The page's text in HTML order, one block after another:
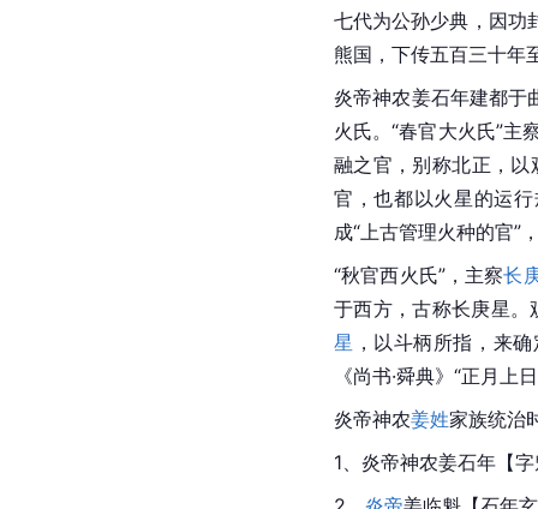
七代为公孙少典，因功
熊国，下传五百三十年
炎帝神农姜石年建都于
火氏。“春官大火氏”主
融之官，别称北正，
官，也都以火星的运
成“上古管理火种的官”
“秋官西火氏”，主察长
于西方，古称长庚星。
星 ，以斗柄所指，来确
《尚书·舜典》“正月上
炎帝神农姜姓家族统治
1、炎帝神农姜石年【